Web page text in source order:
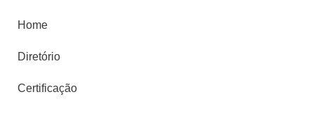
Home
Diretório
Certificação